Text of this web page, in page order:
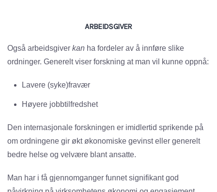
ARBEIDSGIVER
Også arbeidsgiver kan ha fordeler av å innføre slike
ordninger. Generelt viser forskning at man vil kunne oppnå:
Lavere (syke)fravær
Høyere jobbtilfredshet
Den internasjonale forskningen er imidlertid sprikende på
om ordningene gir økt økonomiske gevinst eller generelt
bedre helse og velvære blant ansatte.
Man har i få gjennomganger funnet signifikant god